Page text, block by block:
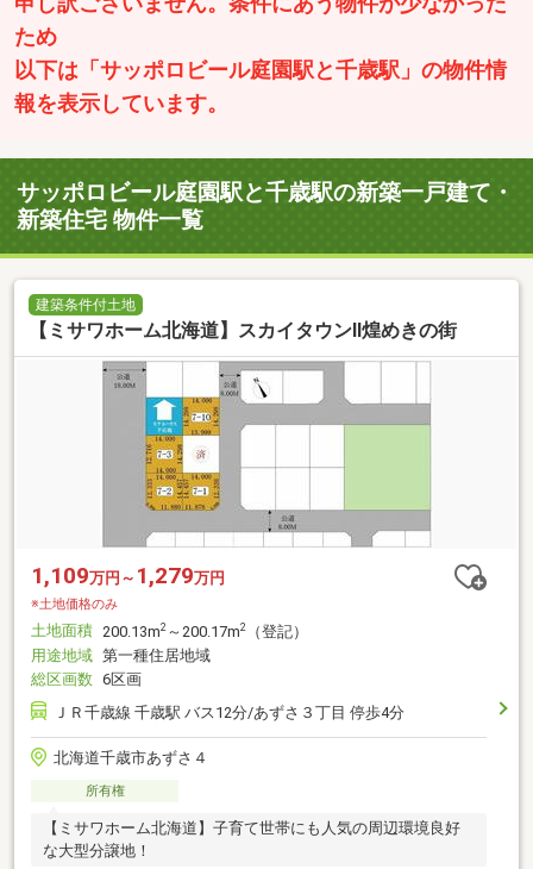
ため
以下は「サッポロビール庭園駅と千歳駅」の物件情
報を表示しています。
サッポロビール庭園駅と千歳駅の新築一戸建て・
新築住宅 物件一覧
建築条件付土地
【ミサワホーム北海道】スカイタウンⅡ煌めきの街
1,109万円～ 1,279万円
※土地価格のみ
土地面積 200.13m2 ～200.17m2
（登記）
用途地域 第一種住居地域
総区画数 6区画
ＪＲ千歳線 千歳駅 バス12分/あずさ３丁目 停歩4分
北海道千歳市あずさ４
所有権
【ミサワホーム北海道】子育て世帯にも人気の周辺環境良好
な大型分譲地！